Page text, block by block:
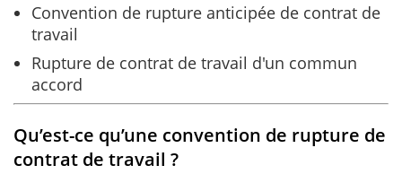
Convention de rupture anticipée de contrat de
travail
Rupture de contrat de travail d'un commun
accord
Qu’est-ce qu’une convention de rupture de
contrat de travail ?